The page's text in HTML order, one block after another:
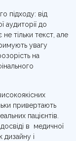
підходу: від
аудиторії до
тільки текст, але
увагу
на
привертають
пацієнтів.
в медичної
дизайну і